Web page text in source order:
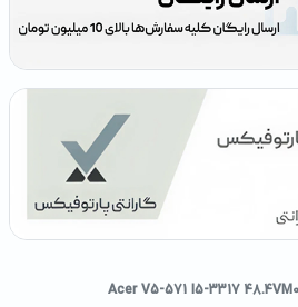
Acer V5-571 I5-3317